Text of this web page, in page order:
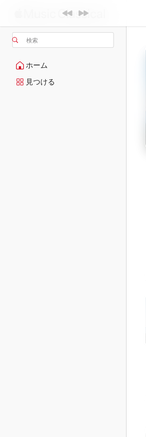
検索
ホーム
見つける